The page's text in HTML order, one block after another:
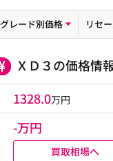
グレード別価格 リセ
ＸＤ３の価格情
1328.0万円
-万円
買取相場へ